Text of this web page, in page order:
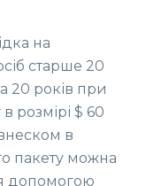
на
старше 20
20 років при
розмірі $ 60
в
пакету можна
допомогою